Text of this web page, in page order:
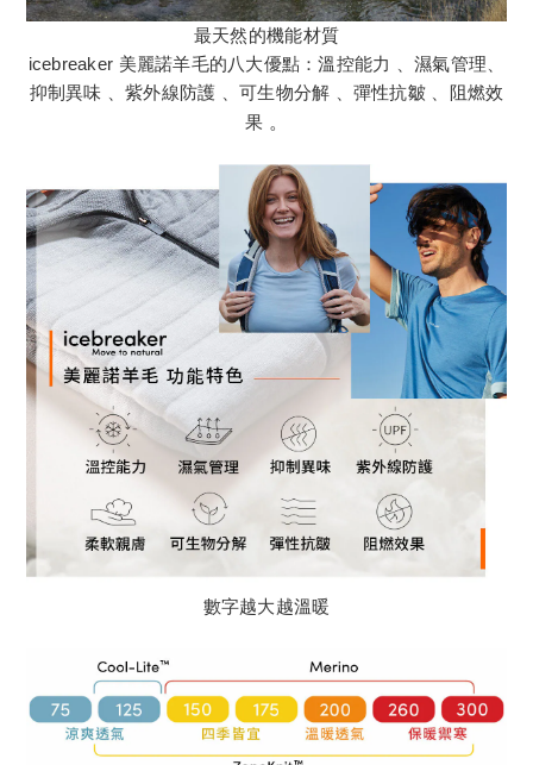
最天然的機能材質
icebreaker 美麗諾羊毛的八大優點：溫控能力 、濕氣管理、
抑制異味 、紫外線防護 、可生物分解 、彈性抗皺 、阻燃效
果 。
數字越大越溫暖